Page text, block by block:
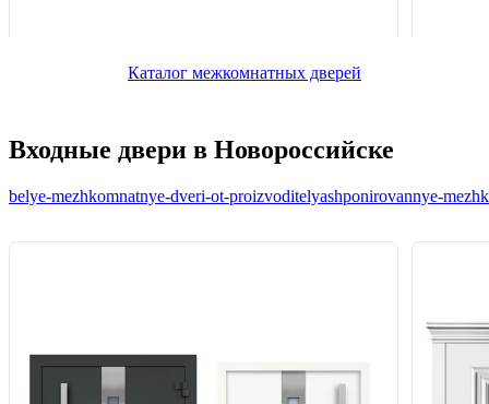
Каталог межкомнатных дверей
Входные двери в Новороссийске
belye-mezhkomnatnye-dveri-ot-proizvoditelyashponirovannye-